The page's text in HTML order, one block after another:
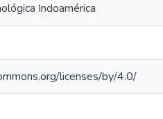
Indoamérica
licenses/by/4.0/